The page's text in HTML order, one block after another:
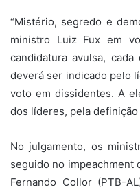
“Mistério, segredo e
ministro Luiz Fux em
candidatura avulsa,
deverá ser indicado pelo
voto em dissidentes. A
dos líderes, pela
No julgamento, os
seguido no impeachment
Fernando Collor (PTB-